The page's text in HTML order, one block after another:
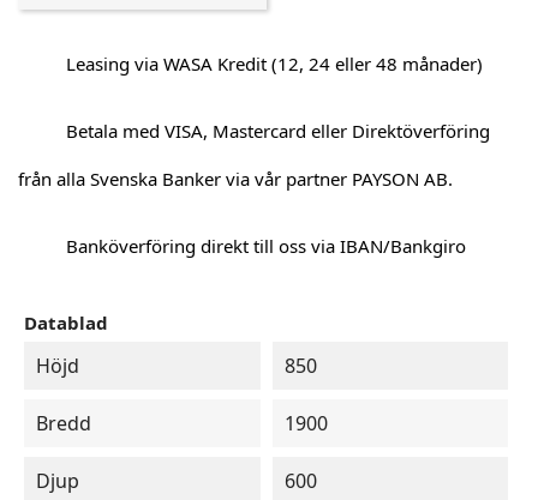
Leasing via WASA Kredit (12, 24 eller 48 månader)
Betala med VISA, Mastercard eller Direktöverföring
från alla Svenska Banker via vår partner PAYSON AB.
Banköverföring direkt till oss via IBAN/Bankgiro
Datablad
Höjd 850
Bredd 1900
Djup 600